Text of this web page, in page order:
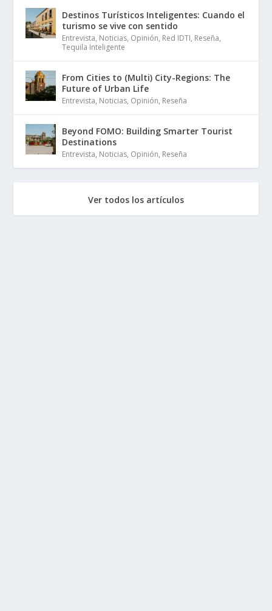
Destinos Turísticos Inteligentes: Cuando el
turismo se vive con sentido
Entrevista, Noticias, Opinión, Red IDTI, Reseña,
Tequila Inteligente
From Cities to (Multi) City-Regions: The
Future of Urban Life
Entrevista, Noticias, Opinión, Reseña
Beyond FOMO: Building Smarter Tourist
Destinations
Entrevista, Noticias, Opinión, Reseña
Ver todos los artículos